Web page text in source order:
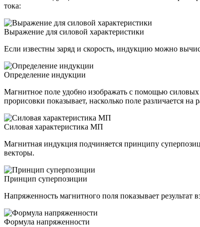
тока:
Выражение для силовой характеристики
Если известны заряд и скорость, индукцию можно
Определение индукции
Магнитное поле удобно изображать с помощью
прорисовки показывает, насколько поле различается
Силовая характеристика МП
Магнитная индукция подчиняется принципу
векторы.
Принцип суперпозиции
Напряженность магнитного поля показывает
Формула напряженности